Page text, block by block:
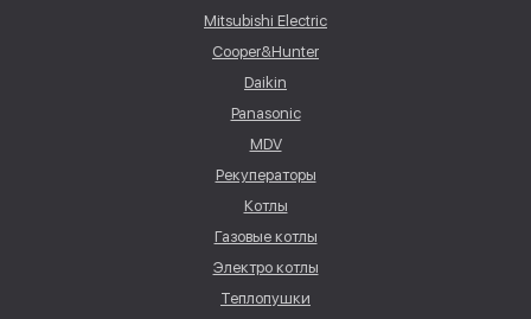
Mitsubishi Electric
Cooper&Hunter
Daikin
Panasonic
MDV
Рекуператоры
Котлы
Газовые котлы
Электро котлы
Теплопушки